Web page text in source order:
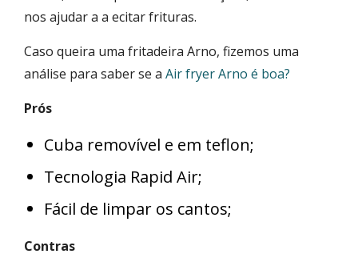
nos ajudar a a ecitar frituras.
Caso queira uma fritadeira Arno, fizemos uma
análise para saber se a Air fryer Arno é boa?
Prós
Cuba removível e em teflon;
Tecnologia Rapid Air;
Fácil de limpar os cantos;
Contras